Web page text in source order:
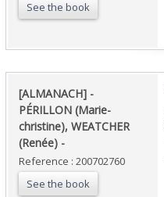
See the book
‎[ALMANACH] -
PÉRILLON (Marie-
christine), WEATCHER
(Renée) - ‎
Reference : 200702760
See the book